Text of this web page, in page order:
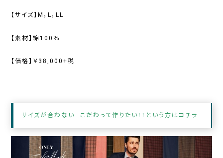
【サイズ】M，L，LL
【素材】綿100％
【価格】￥38,000+税
サイズが合わない…こだわって作りたい！！という方はコチラ